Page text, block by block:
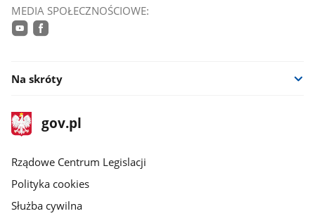
MEDIA SPOŁECZNOŚCIOWE:
Na skróty
stopka
gov.plStrona
gov.pl
Rządowe Centrum Legislacji
Polityka cookies
Służba cywilna